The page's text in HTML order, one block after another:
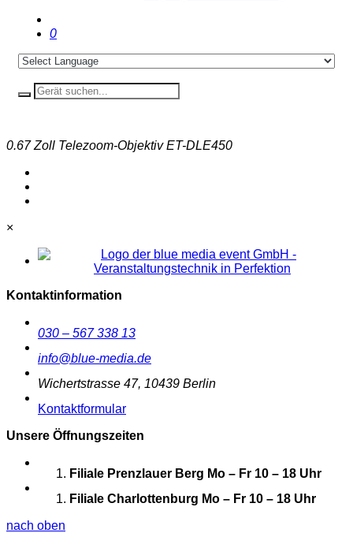
0
0.67 Zoll Telezoom-Objektiv ET-DLE450
×
Kontaktinformation
030 – 567 338 13
info@blue-media.de
Wichertstrasse 47, 10439 Berlin
Kontaktformular
Unsere Öffnungszeiten
Filiale Prenzlauer Berg Mo – Fr 10 – 18 Uhr
Filiale Charlottenburg Mo – Fr 10 – 18 Uhr
nach oben